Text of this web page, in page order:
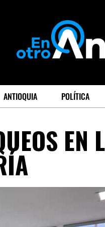
ANTIOQUIA POLÍTICA
EN